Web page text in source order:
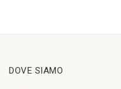
DOVE SIAMO